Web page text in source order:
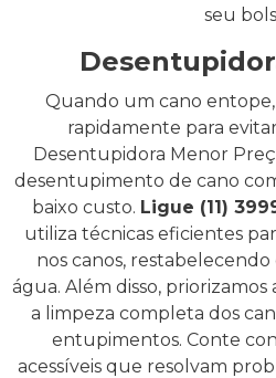
seu
Quando um cano
rapidamente para
Desentupidora Menor
desentupimento de cano
baixo custo. Ligue (11)
utiliza técnicas eficientes
nos canos,
água. Além disso,
a limpeza completa dos
entupimentos. Conte
acessíveis que resolvam